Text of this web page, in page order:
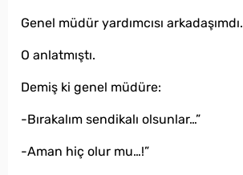
Genel müdür yardımcısı arkadaşımdı.
O anlatmıştı.
Demiş ki genel müdüre:
-Bırakalım sendikalı olsunlar…”
-Aman hiç olur mu…!”